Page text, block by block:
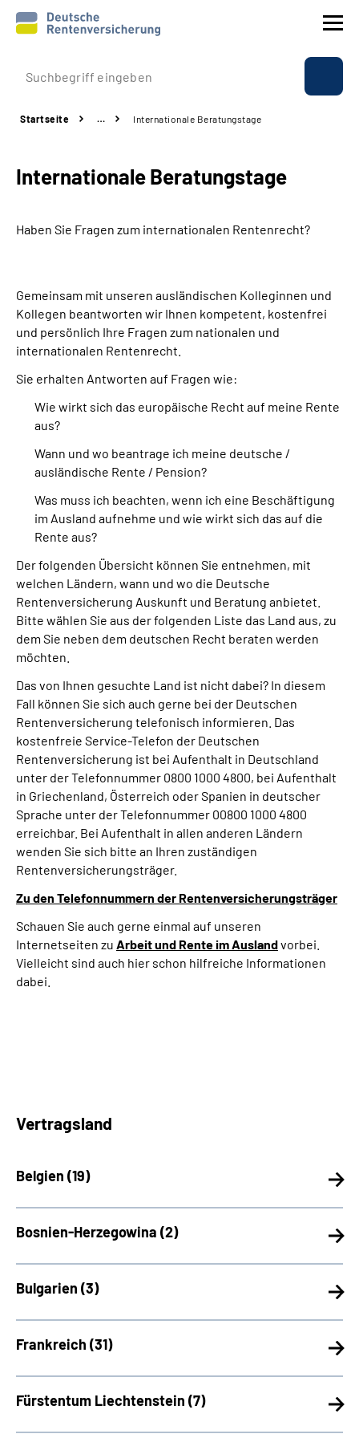
Prävention
Rente
Beratung & Kontakt
Über uns & Presse
Online-Services
Leichte Sprache
Mein Kundenportal
Startseite … Internationale Beratungstage
Internationale Beratungstage
Haben Sie Fragen zum internationalen Rentenrecht?
Gemeinsam mit unseren ausländischen Kolleginnen und
Kollegen beantworten wir Ihnen kompetent, kostenfrei
und persönlich Ihre Fragen zum nationalen und
internationalen Rentenrecht.
Sie erhalten Antworten auf Fragen wie:
Wie wirkt sich das europäische Recht auf meine Rente
aus?
Wann und wo beantrage ich meine deutsche /
ausländische Rente / Pension?
Was muss ich beachten, wenn ich eine Beschäftigung
im Ausland aufnehme und wie wirkt sich das auf die
Rente aus?
Der folgenden Übersicht können Sie entnehmen, mit
welchen Ländern, wann und wo die Deutsche
Rentenversicherung Auskunft und Beratung anbietet.
Bitte wählen Sie aus der folgenden Liste das Land aus, zu
dem Sie neben dem deutschen Recht beraten werden
möchten.
Das von Ihnen gesuchte Land ist nicht dabei? In diesem
Fall können Sie sich auch gerne bei der Deutschen
Rentenversicherung telefonisch informieren. Das
kostenfreie Service-Telefon der Deutschen
Rentenversicherung ist bei Aufenthalt in Deutschland
unter der Telefonnummer 0800 1000 4800, bei Aufenthalt
in Griechenland, Österreich oder Spanien in deutscher
Sprache unter der Telefonnummer 00800 1000 4800
erreichbar. Bei Aufenthalt in allen anderen Ländern
wenden Sie sich bitte an Ihren zuständigen
Rentenversicherungsträger.
Zu den Telefonnummern der Rentenversicherungsträger
Schauen Sie auch gerne einmal auf unseren
Internetseiten zu Arbeit und Rente im Auslandvorbei.
Vielleicht sind auch hier schon hilfreiche Informationen
dabei.
Vertragsland
Belgien (19)
Bosnien-Herzegowina (2)
Bulgarien (3)
Frankreich (31)
Fürstentum Liechtenstein (7)